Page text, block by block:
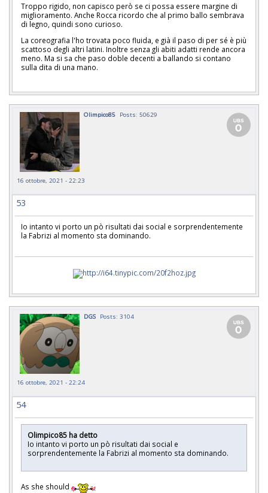
Troppo rigido, non capisco però se ci possa essere margine di
miglioramento. Anche Rocca ricordo che al primo ballo sembrava
di legno, quindi sono curioso.
La coreografia l'ho trovata poco fluida, e già il paso di per sé è più
scattoso degli altri latini. Inoltre senza gli abiti adatti rende ancora
meno. Ma si sa che paso doble decenti a ballando si contano
sulla dita di una mano.
Olimpico85 Posts: 50629
16 ottobre, 2021 - 22:23
53
Io intanto vi porto un pò risultati dai social e sorprendentemente
la Fabrizi al momento sta dominando.
DGS Posts: 3104
16 ottobre, 2021 - 22:24
54
Olimpico85 ha detto
Io intanto vi porto un pò risultati dai social e
sorprendentemente la Fabrizi al momento sta dominando.
As she should